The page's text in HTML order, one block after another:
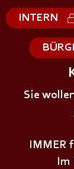
𝗞𝗨𝗥𝗦
INTERN
Sie
IMMER
Im